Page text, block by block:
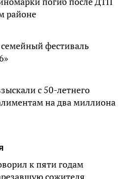
районе
фестиваль
с 50-летнего
на два миллиона
к пяти годам
сожителя